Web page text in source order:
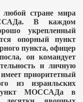
любой стране мира
В каждом
укрепленный
опорный пункт
пункта, офицер
он командует
и личную
приоритетный
из израильских
МОССАДа в